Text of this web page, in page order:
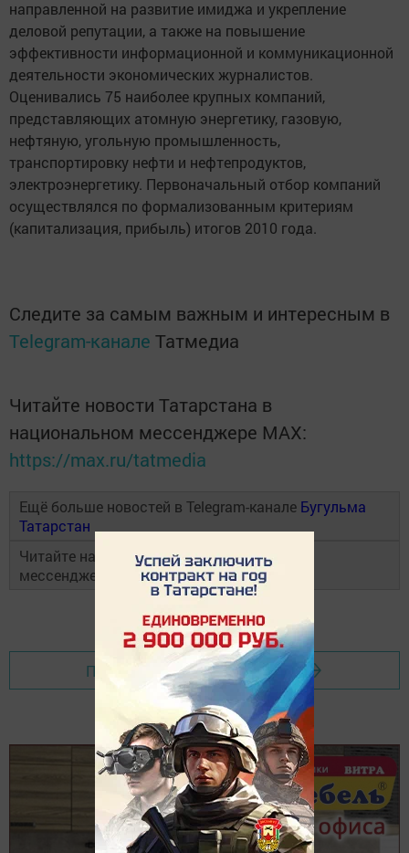
направленной на развитие имиджа и укрепление
деловой репутации, а также на повышение
эффективности информационной и коммуникационной
деятельности экономических журналистов.
Оценивались 75 наиболее крупных компаний,
представляющих атомную энергетику, газовую,
нефтяную, угольную промышленность,
транспортировку нефти и нефтепродуктов,
электроэнергетику. Первоначальный отбор компаний
осуществлялся по формализованным критериям
(капитализация, прибыль) итогов 2010 года.
Следите за самым важным и интересным в
Telegram-канале Татмедиа
Читайте новости Татарстана в
национальном мессенджере MАХ:
https://max.ru/tatmedia
Ещё больше новостей в Telegram-канале Бугульма
Татарстан
Читайте наши новости в национальном
мессенджере
MAXи в«Дзен»
Перейти на страницу новости